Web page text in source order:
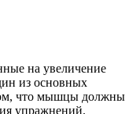
на увеличение
из основных
что мышцы должны
упражнений.